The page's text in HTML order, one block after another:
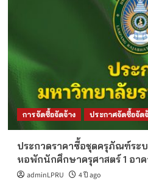
การจัดซื้อจัดจ้าง ประกาศจัดซื้อจัด
ประกวดราคาซื้อชุดครุภัณฑ์ระ
หอพักนักศึกษาครุศาสตร์ 1 อาค
adminLPRU 4 ปี ago